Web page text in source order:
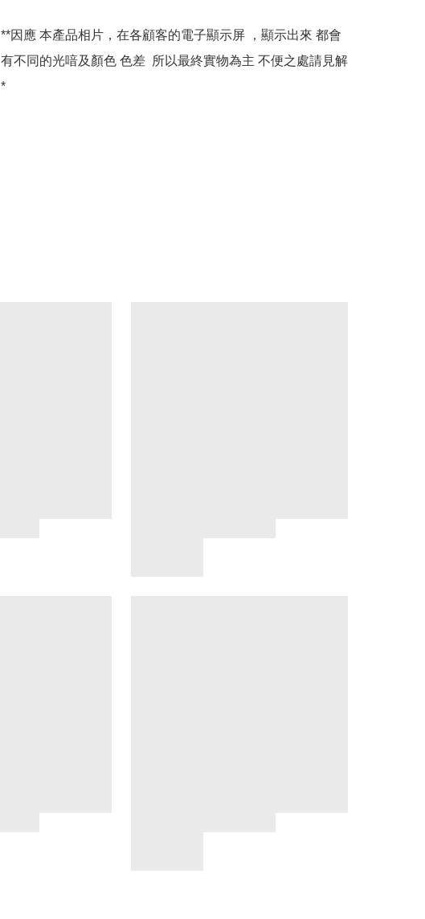
**因應 本產品相片，在各顧客的電子顯示屏 ，顯示出來 都會
有不同的光喑及顏色 色差  所以最終實物為主 不便之處請見解
*